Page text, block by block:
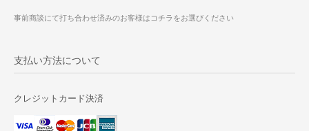
事前商談にて打ち合わせ済みのお客様はコチラをお選びください
支払い方法について
クレジットカード決済